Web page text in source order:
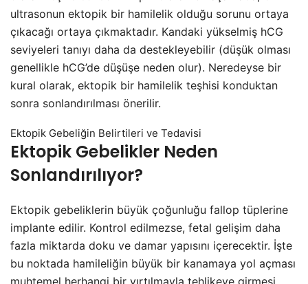
ultrasonun ektopik bir hamilelik olduğu sorunu ortaya
çıkacağı ortaya çıkmaktadır. Kandaki yükselmiş hCG
seviyeleri tanıyı daha da destekleyebilir (düşük olması
genellikle hCG’de düşüşe neden olur). Neredeyse bir
kural olarak, ektopik bir hamilelik teşhisi konduktan
sonra sonlandırılması önerilir.
Ektopik Gebeliğin Belirtileri ve Tedavisi
Ektopik Gebelikler Neden
Sonlandırılıyor?
Ektopik gebeliklerin büyük çoğunluğu fallop tüplerine
implante edilir. Kontrol edilmezse, fetal gelişim daha
fazla miktarda doku ve damar yapısını içerecektir. İşte
bu noktada hamileliğin büyük bir kanamaya yol açması